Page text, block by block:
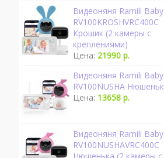
Видеоняня Ramili Baby
RV100KROSHVRC400C
Крошик (2 камеры с
креплениями)
Цена: 21990 р.
Видеоняня Ramili Baby
RV100NUSHA
Цена: 13658 р.
Видеоняня Ramili Baby
RV100NUSHAVRC400C